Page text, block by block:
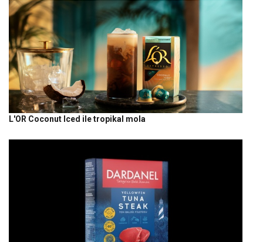
L'OR Coconut Iced ile tropikal mola